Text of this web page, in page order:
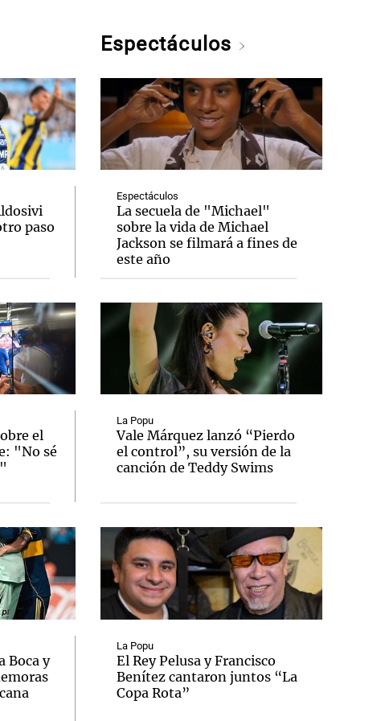
paso
el
"No sé
Boca y
Espectáculos
Espectáculos
La secuela de "Michael"
sobre la vida de Michael
Jackson se filmará a fines de
este año
La Popu
Vale Márquez lanzó “Pierdo
el control”, su versión de la
canción de Teddy Swims
La Popu
El Rey Pelusa y Francisco
Benítez cantaron juntos “La
Copa Rota”
Notas
en Groenlandia
Notas